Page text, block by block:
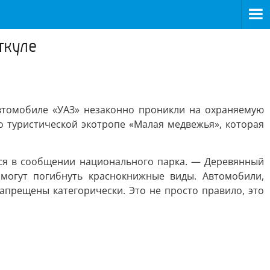
«УАЗ» незаконно проникли на охраняемую
экотропе «Малая медвежья», которая
в сообщении национального парка. — Деревянный
погибнуть краснокнижные виды. Автомобили,
категорически. Это не просто правило, это